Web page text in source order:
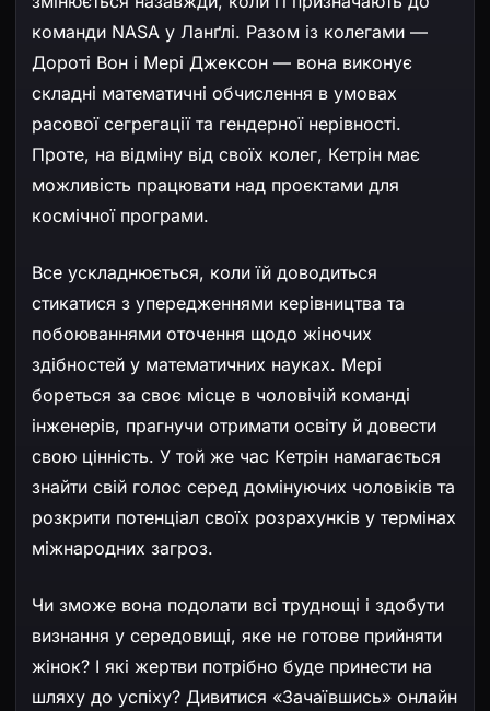
команди NASA у Ланґлі. Разом із колегами —
Дороті Вон і Мері Джексон — вона виконує
складні математичні обчислення в умовах
расової сегрегації та гендерної нерівності.
Проте, на відміну від своїх колег, Кетрін має
можливість працювати над проєктами для
космічної програми.
Все ускладнюється, коли їй доводиться
стикатися з упередженнями керівництва та
побоюваннями оточення щодо жіночих
здібностей у математичних науках. Мері
бореться за своє місце в чоловічій команді
інженерів, прагнучи отримати освіту й довести
свою цінність. У той же час Кетрін намагається
знайти свій голос серед домінуючих чоловіків та
розкрити потенціал своїх розрахунків у термінах
міжнародних загроз.
Чи зможе вона подолати всі труднощі і здобути
визнання у середовищі, яке не готове прийняти
жінок? І які жертви потрібно буде принести на
шляху до успіху? Дивитися «Зачаївшись» онлайн